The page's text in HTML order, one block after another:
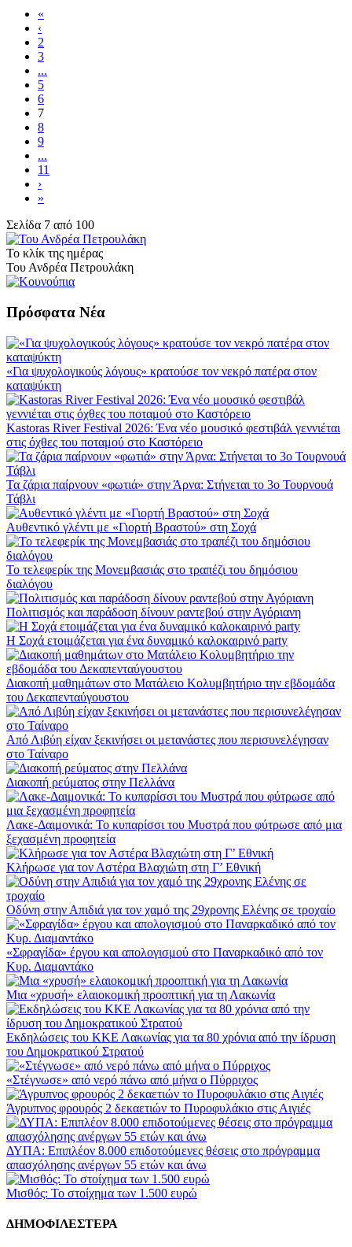
«
‹
2
3
...
5
6
7
8
9
...
11
›
»
Σελίδα 7 από 100
Το κλίκ της ημέρας
Του Ανδρέα Πετρουλάκη
Πρόσφατα Νέα
«Για ψυχολογικούς λόγους» κρατούσε τον νεκρό πατέρα στον
καταψύκτη
Kastoras River Festival 2026: Ένα νέο μουσικό φεστιβάλ γεννιέται
στις όχθες του ποταμού στο Καστόρειο
Τα ζάρια παίρνουν «φωτιά» στην Άρνα: Στήνεται το 3ο Τουρνουά
Τάβλι
Αυθεντικό γλέντι με «Γιορτή Βραστού» στη Σοχά
Το τελεφερίκ της Μονεμβασιάς στο τραπέζι του δημόσιου
διαλόγου
Πολιτισμός και παράδοση δίνουν ραντεβού στην Αγόριανη
Η Σοχά ετοιμάζεται για ένα δυναμικό καλοκαιρινό party
Διακοπή μαθημάτων στο Ματάλειο Κολυμβητήριο την εβδομάδα
του Δεκαπενταύγουστου
Από Λιβύη είχαν ξεκινήσει οι μετανάστες που περισυνελέγησαν
στο Ταίναρο
Διακοπή ρεύματος στην Πελλάνα
Λακε-Δαιμονικά: Το κυπαρίσσι του Μυστρά που φύτρωσε από μια
ξεχασμένη προφητεία
Κλήρωσε για τον Αστέρα Βλαχιώτη στη Γ’ Εθνική
Οδύνη στην Απιδιά για τον χαμό της 29χρονης Ελένης σε τροχαίο
«Σφραγίδα» έργου και απολογισμού στο Παναρκαδικό από τον
Κυρ. Διαμαντάκο
Μια «χρυσή» ελαιοκομική προοπτική για τη Λακωνία
Εκδηλώσεις του ΚΚΕ Λακωνίας για τα 80 χρόνια από την ίδρυση
του Δημοκρατικού Στρατού
«Στέγνωσε» από νερό πάνω από μήνα ο Πύρριχος
Άγρυπνος φρουρός 2 δεκαετιών το Πυροφυλάκιο στις Αιγιές
ΔΥΠΑ: Επιπλέον 8.000 επιδοτούμενες θέσεις στο πρόγραμμα
απασχόλησης ανέργων 55 ετών και άνω
Μισθός: Το στοίχημα των 1.500 ευρώ
ΔΗΜΟΦΙΛΕΣΤΕΡΑ